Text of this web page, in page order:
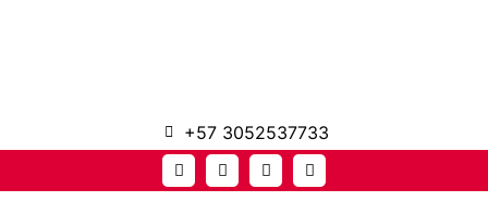
+57 3052537733